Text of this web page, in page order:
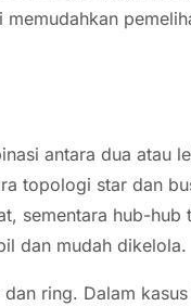
antara dua atau
topologi star dan
sementara hub-hub
dan mudah dikelola.
ring. Dalam